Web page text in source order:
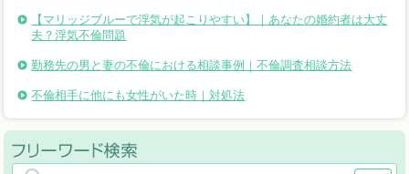
【マリッジブルーで浮気が起こりやすい】｜あなたの婚約者は大丈
夫？浮気不倫問題
勤務先の男と妻の不倫における相談事例｜不倫調査相談方法
不倫相手に他にも女性がいた時｜対処法